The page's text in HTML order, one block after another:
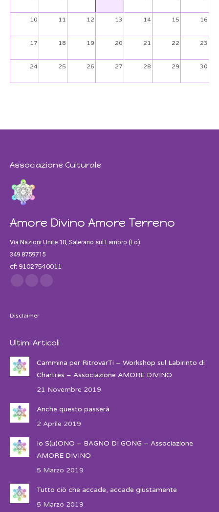
10 11 12 13 14 15 16
17 18 19 20 21 22 23
24 25 26 27 28 29 30
Associazione Culturale
Amore Divino Amore Terreno
Via Nazioni Unite 10, Salerano sul Lambro (Lo)
349 8759715
cf:91027540011
Find us on:
Facebook
TwitterInstagram
Disclaimer
Ultimi Articoli
Cammina per RitrovarTi – Workshop sul Labirinto di
Chartres – Associazione AMORE DIVINO
21 Novembre 2019
Anche questo passerà
2 Aprile 2019
Io S(u)ONO – BAGNO DI GONG – Associazione
AMORE DIVINO
5 Marzo 2019
Tutto ciò che accade, accade giustamente
5 Marzo 2019